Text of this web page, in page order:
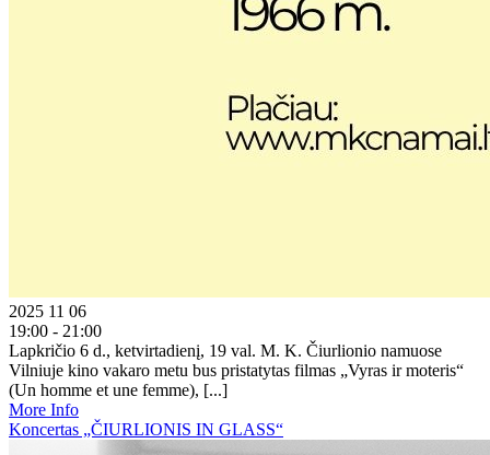
2025 11 06
19:00 - 21:00
Lapkričio 6 d., ketvirtadienį, 19 val. M. K. Čiurlionio namuose
Vilniuje kino vakaro metu bus pristatytas filmas „Vyras ir moteris“
(Un homme et une femme), [...]
More Info
Koncertas „ČIURLIONIS IN GLASS“